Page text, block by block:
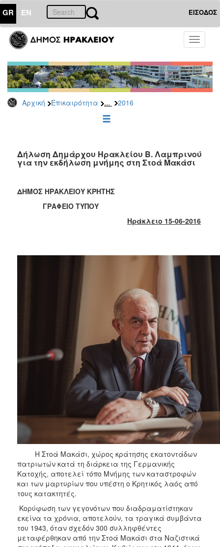
GR EN ΕΙΣΟΔΟΣ
Toggle
Αρχική Επικαιρότητα ... 2016
ΕΠΙΚΑΙΡΟΤΗΤΑ
Τύπου
Αρχείο
2026
2025
2022
2021
2019
2018
2015
ΗΡΑΚΛΕΙΟ
Δήλωση Δημάρχου Ηρακλείου Β. Λαμπρινού
για την εκδήλωση μνήμης στη Στοά Μακάσι
ΔΗΜΟΣ ΗΡΑΚΛΕΙΟΥ ΚΡΗΤΗΣ
ΓΡΑΦΕΙΟ ΤΥΠΟΥ
Ηράκλειο 15-06-2016
Η Στοά Μακάσι, χώρος κράτησης εκατοντάδων
πατριωτών κατά τη διάρκεια της Γερμανικής
Κατοχής, αποτελεί τόπο Μνήμης των καταστροφών
και των μαρτυρίων που υπέστη ο Κρητικός λαός από
τους κατακτητές.
Κορύφωση των γεγονότων που διαδραματίστηκαν
εκείνα τα χρόνια, αποτελούν, τα τραγικά συμβάντα
του 1943, όταν σχεδόν 300 συλληφθέντες
μεταφέρθηκαν από την Στοά Μακάσι στα Ναζιστικά